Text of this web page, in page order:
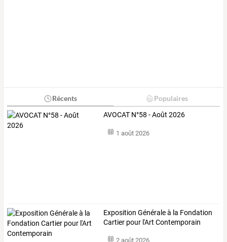
Récents Populaires
AVOCAT N°58 - Août 2026
1 août 2026
Exposition Générale à la Fondation
Cartier pour l'Art Contemporain
2 août 2026